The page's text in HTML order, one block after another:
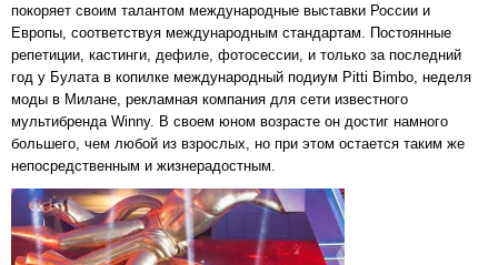
покоряет своим талантом международные выставки России и
Европы, соответствуя международным стандартам. Постоянные
репетиции, кастинги, дефиле, фотосессии, и только за последний
год у Булата в копилке международный подиум Pitti Bimbo, неделя
моды в Милане, рекламная компания для сети известного
мультибренда Winny. В своем юном возрасте он достиг намного
большего, чем любой из взрослых, но при этом остается таким же
непосредственным и жизнерадостным.